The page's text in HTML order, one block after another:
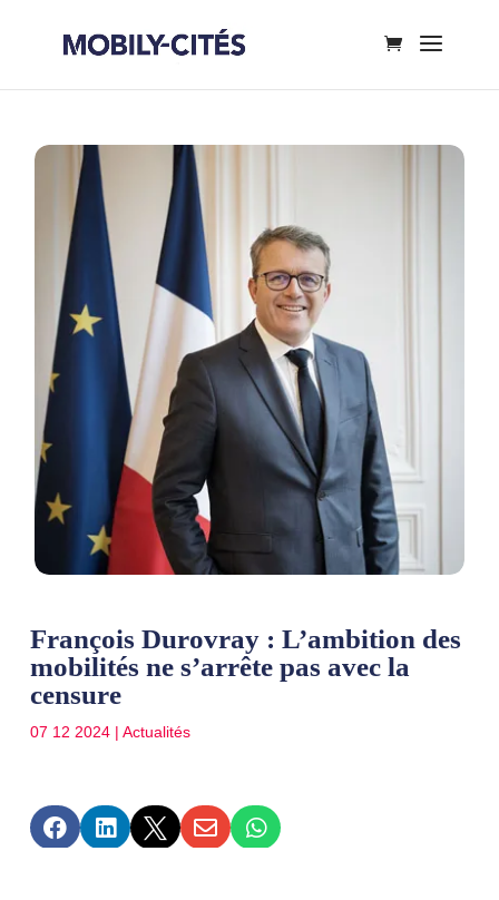
François Durovray : L’ambition des
mobilités ne s’arrête pas avec la
censure
07 12 2024| Actualités
    